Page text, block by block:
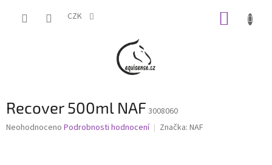
CZK
Recover 500ml NAF 3008060
Průměrné
Neohodnoceno Podrobnosti hodnocení Značka: NAF